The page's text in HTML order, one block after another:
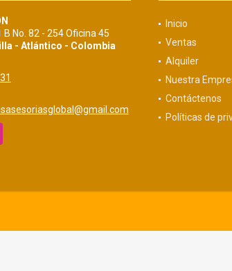
B No. 82 - 254 Oficina 45
- Atlántico - Colombia
Inicio
Ventas
Alquiler
Nuestra
Contáctenos
Políticas de